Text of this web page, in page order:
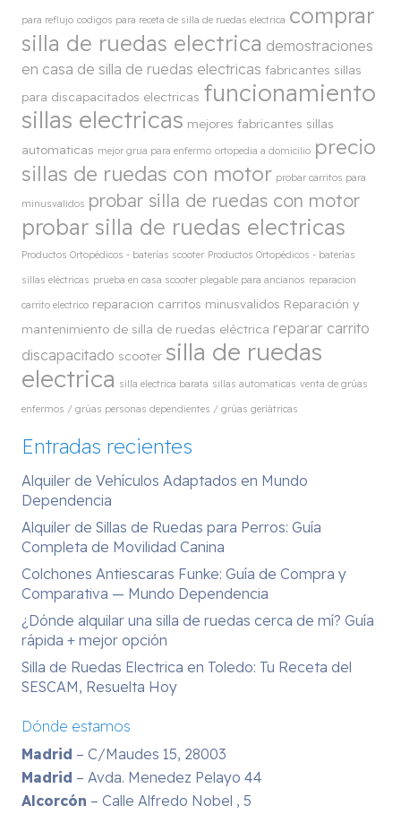
para reflujo codigos para receta de silla de ruedas electrica comprar
silla de ruedas electrica demostraciones
en casa de silla de ruedas electricas fabricantes sillas
para discapacitados electricas funcionamiento
sillas electricas mejores fabricantes sillas
automaticas mejor grua para enfermo ortopedia a domicilio precio
sillas de ruedas con motor probar carritos para
minusvalidos probar silla de ruedas con motor
probar silla de ruedas electricas
Productos Ortopédicos - baterías scooter Productos Ortopédicos - baterías
sillas eléctricas prueba en casa scooter plegable para ancianos reparacion
carrito electrico reparacion carritos minusvalidos Reparación y
mantenimiento de silla de ruedas eléctrica reparar carrito
discapacitado scooter silla de ruedas
electrica silla electrica barata sillas automaticas venta de grúas
enfermos / grúas personas dependientes / grúas geriátricas
Entradas recientes
Alquiler de Vehículos Adaptados en Mundo
Dependencia
Alquiler de Sillas de Ruedas para Perros: Guía
Completa de Movilidad Canina
Colchones Antiescaras Funke: Guía de Compra y
Comparativa — Mundo Dependencia
¿Dónde alquilar una silla de ruedas cerca de mí? Guía
rápida + mejor opción
Silla de Ruedas Electrica en Toledo: Tu Receta del
SESCAM, Resuelta Hoy
Dónde estamos
Madrid – C/Maudes 15, 28003
Madrid – Avda. Menedez Pelayo 44
Alcorcón – Calle Alfredo Nobel , 5